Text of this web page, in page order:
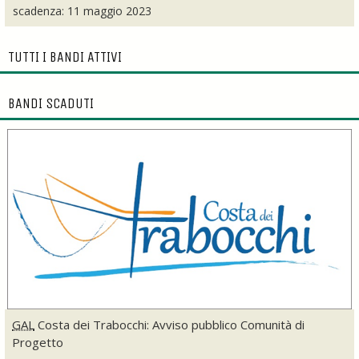
scadenza: 11 maggio 2023
TUTTI I BANDI ATTIVI
BANDI SCADUTI
GAL Costa dei Trabocchi: Avviso pubblico Comunità di
Progetto